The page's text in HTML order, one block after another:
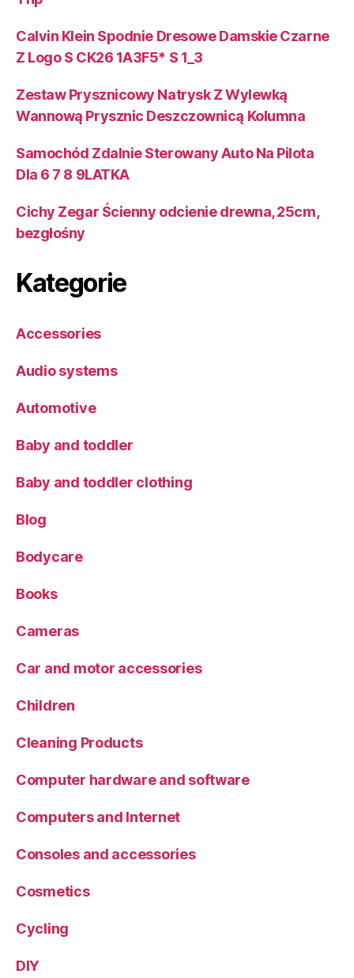
Calvin Klein Spodnie Dresowe Damskie Czarne
Z Logo S CK26 1A3F5* S 1_3
Zestaw Prysznicowy Natrysk Z Wylewką
Wannową Prysznic Deszczownicą Kolumna
Samochód Zdalnie Sterowany Auto Na Pilota
Dla 6 7 8 9LATKA
Cichy Zegar Ścienny odcienie drewna, 25cm,
bezgłośny
Kategorie
Accessories
Audio systems
Automotive
Baby and toddler
Baby and toddler clothing
Blog
Bodycare
Books
Cameras
Car and motor accessories
Children
Cleaning Products
Computer hardware and software
Computers and Internet
Consoles and accessories
Cosmetics
Cycling
DIY